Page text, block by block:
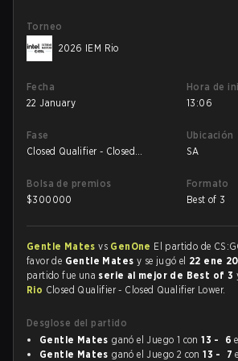
Torneo
2026 IEM Rio
Fecha
22 January
Hora de
13:06
Fase
Closed Qualifier - Closed
Ubicación
SA
Bolsa de premios
$300000
Formato
Best of 3
Gentle Matesvs GenOne El partido de
favor de Gentle Mates y se jugó el 22 ene
partido fue una serie al mejor de Best of 3
Rio Closed Qualifier - Closed Qualifier Lower.
Desglose del partido
Gentle Mates ganó el Juego 1 con13 - 6
Gentle Mates ganó el Juego 2 con13 - 7